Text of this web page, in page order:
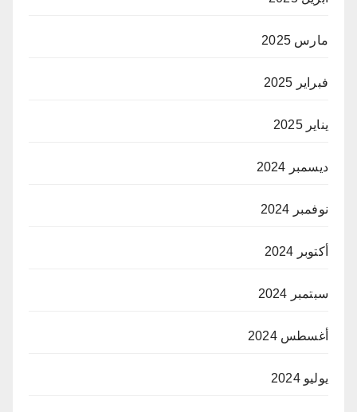
مارس 2025
فبراير 2025
يناير 2025
ديسمبر 2024
نوفمبر 2024
أكتوبر 2024
سبتمبر 2024
أغسطس 2024
يوليو 2024